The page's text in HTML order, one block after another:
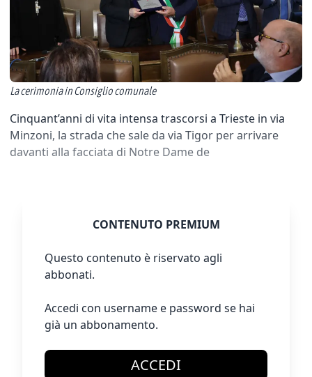
La cerimonia in Consiglio comunale
Cinquant’anni di vita intensa trascorsi a Trieste in via
Minzoni, la strada che sale da via Tigor per arrivare
davanti alla facciata di Notre Dame de
CONTENUTO PREMIUM
Questo contenuto è riservato agli
abbonati.
Accedi con username e password se hai
già un abbonamento.
ACCEDI